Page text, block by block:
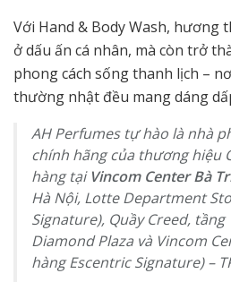
Với Hand & Body Wash, hương
ở dấu ấn cá nhân, mà còn trở
phong cách sống thanh lịch –
thường nhật đều mang dáng
AH Perfumes tự hào là nhà
chính hãng của thương hiệu
hàng tại Vincom Center Bà
Hà Nội, Lotte Department
Signature), Quầy Creed, tầng
Diamond Plaza và Vincom
hàng Escentric Signature) –